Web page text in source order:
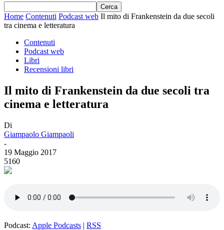
Home Contenuti Podcast web Il mito di Frankenstein da due secoli
tra cinema e letteratura
Contenuti
Podcast web
Libri
Recensioni libri
Il mito di Frankenstein da due secoli tra
cinema e letteratura
Di
Giampaolo Giampaoli
-
19 Maggio 2017
5160
Podcast: Apple Podcasts | RSS